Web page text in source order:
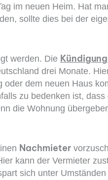
im neuen Heim. Hat
sollte dies bei der
werden. Die
drei Monate.
dem neuen Haus
zu bedenken ist,
die Wohnung
Nachmieter
kann der Vermieter
sich unter